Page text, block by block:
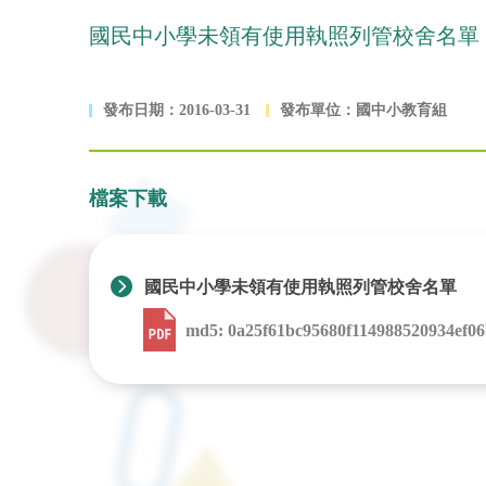
國民中小學未領有使用執照列管校舍名單
發布日期：2016-03-31 發布單位：國中小教育組
檔案下載
國民中小學未領有使用執照列管校舍名單
md5: